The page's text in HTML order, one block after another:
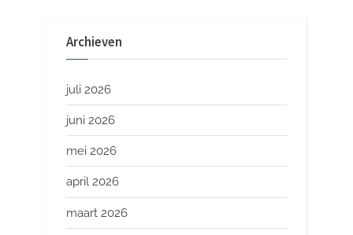
Archieven
juli 2026
juni 2026
mei 2026
april 2026
maart 2026